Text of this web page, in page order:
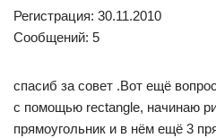
Регистрация: 30.11.2010
Сообщений: 5
спасиб за совет .Вот ещё
с помощью rectangle, начинаю
прямоугольник и в нём ещё 3